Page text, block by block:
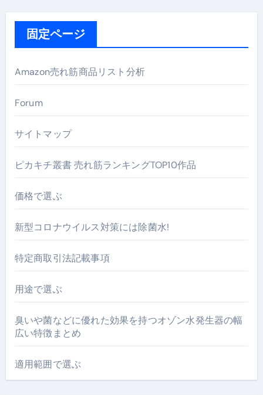
固定ページ
Amazon売れ筋商品リスト分析
Forum
サイトマップ
ピカキチ叢書 売れ筋ランキングTOP10作品
価格で選ぶ
新型コロナウイルス対策には除菌水!
特定商取引法記載事項
用途で選ぶ
臭いや菌などに優れた効果を持つオゾン水発生器の幅
広い特徴まとめ
適用範囲で選ぶ